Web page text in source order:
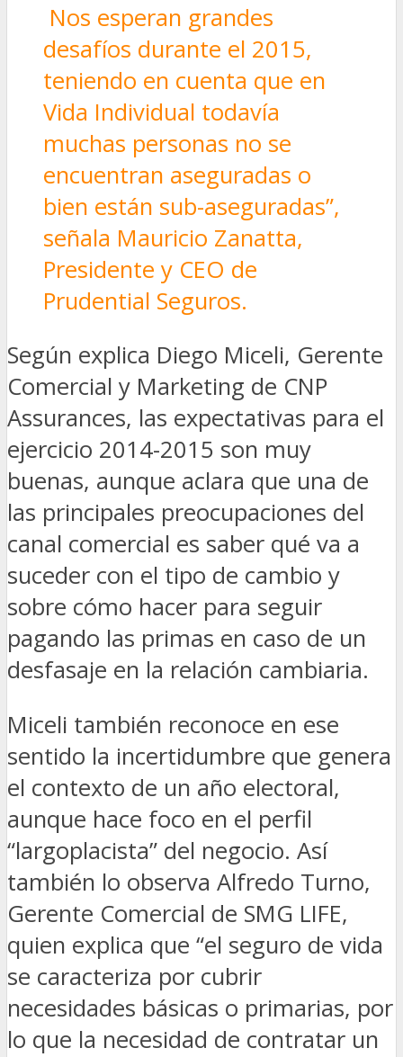
Nos esperan grandes
desafíos durante el 2015,
teniendo en cuenta que en
Vida Individual todavía
muchas personas no se
encuentran aseguradas o
bien están sub-aseguradas”,
señala Mauricio Zanatta,
Presidente y CEO de
Prudential Seguros.
Según explica Diego Miceli, Gerente
Comercial y Marketing de CNP
Assurances, las expectativas para el
ejercicio 2014-2015 son muy
buenas, aunque aclara que una de
las principales preocupaciones del
canal comercial es saber qué va a
suceder con el tipo de cambio y
sobre cómo hacer para seguir
pagando las primas en caso de un
desfasaje en la relación cambiaria.
Miceli también reconoce en ese
sentido la incertidumbre que genera
el contexto de un año electoral,
aunque hace foco en el perfil
“largoplacista” del negocio. Así
también lo observa Alfredo Turno,
Gerente Comercial de SMG LIFE,
quien explica que “el seguro de vida
se caracteriza por cubrir
necesidades básicas o primarias, por
lo que la necesidad de contratar un